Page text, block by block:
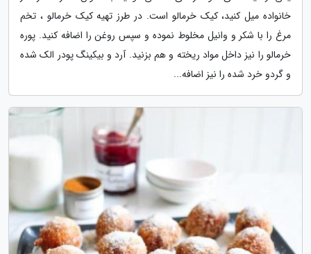
خانواده میل کنید، کیک خرمالو است. در طرز تهیه کیک خرمالو ، تخم
مرغ را با شکر و وانیل مخلوط نموده و سپس روغن را اضافه کنید. پوره
خرمالو را نیز داخل مواد ریخته و هم بزنید. آرد و بیکینگ پودر الک شده
و گردو خرد شده را نیز اضافه...